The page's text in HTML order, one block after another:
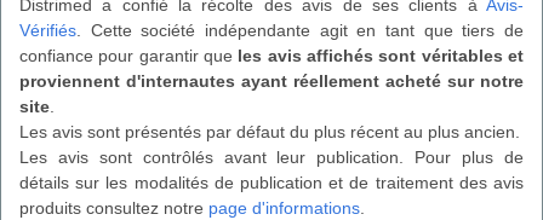
Distrimed a confié la récolte des avis de ses clients à Avis-
Vérifiés. Cette société indépendante agit en tant que tiers de
confiance pour garantir que les avis affichés sont véritables et
proviennent d'internautes ayant réellement acheté sur notre
site.
Les avis sont présentés par défaut du plus récent au plus ancien.
Les avis sont contrôlés avant leur publication. Pour plus de
détails sur les modalités de publication et de traitement des avis
produits consultez notre page d'informations.